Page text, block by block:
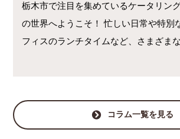
栃木市で注目を集めているケータリン
の世界へようこそ！ 忙しい日常や特別
フィスのランチタイムなど、さまざま
コラム一覧を見る